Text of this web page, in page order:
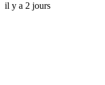
il y a 2 jours